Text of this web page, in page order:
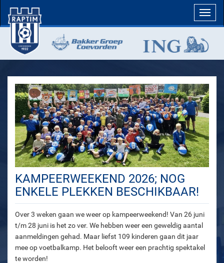
KAMPEERWEEKEND 2026; NOG
ENKELE PLEKKEN BESCHIKBAAR!
Over 3 weken gaan we weer op kampeerweekend! Van 26 juni
t/m 28 juni is het zo ver. We hebben weer een geweldig aantal
aanmeldingen gehad. Maar liefst 109 kinderen gaan dit jaar
mee op voetbalkamp. Het belooft weer een prachtig spektakel
te worden!